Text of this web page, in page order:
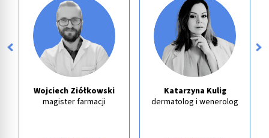
Wojciech Ziółkowski
magister farmacji
Katarzyna Kulig
dermatolog i wenerolog